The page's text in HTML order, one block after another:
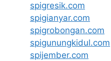
spigresik.com
spigianyar.com
spigrobongan.com
spigunungkidul.com
spijember.com